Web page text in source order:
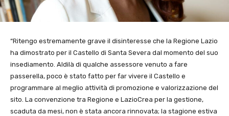
“Ritengo estremamente grave il disinteresse che la Regione Lazio
ha dimostrato per il Castello di Santa Severa dal momento del suo
insediamento. Aldilà di qualche assessore venuto a fare
passerella, poco è stato fatto per far vivere il Castello e
programmare al meglio attività di promozione e valorizzazione del
sito. La convenzione tra Regione e LazioCrea per la gestione,
scaduta da mesi, non è stata ancora rinnovata; la stagione estiva